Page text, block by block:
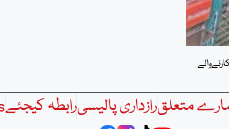
متعلقرازداری پالیسیرابطہ کیجئے